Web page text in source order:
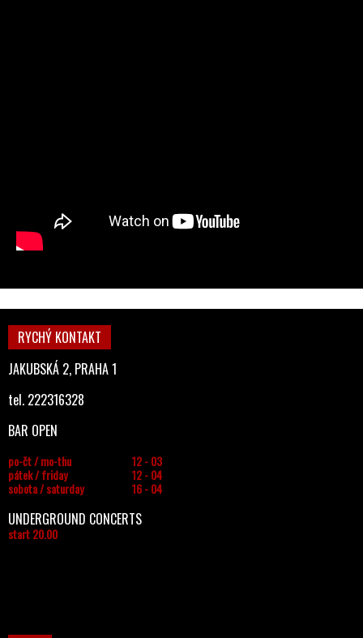
RYCHÝ KONTAKT
JAKUBSKÁ 2, PRAHA 1
tel. 222316328
BAR OPEN
po-čt / mo-thu
12 - 03
pátek / friday
12 - 04
sobota / saturday
16 - 04
UNDERGROUND CONCERTS
start 20.00